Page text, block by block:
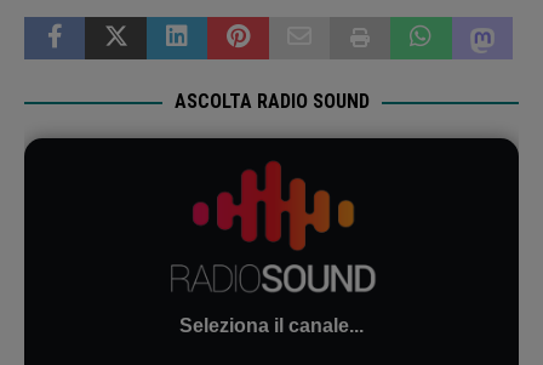
ASCOLTA RADIO SOUND
Seleziona il canale...